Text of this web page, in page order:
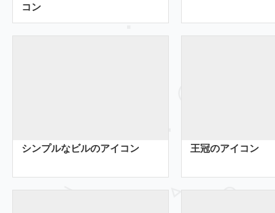
コン
シンプルなビルのアイコン 王冠のアイコン